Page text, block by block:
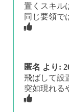
置くスキル
同じ要領で
匿名 より:
飛ばして設
突如現れる